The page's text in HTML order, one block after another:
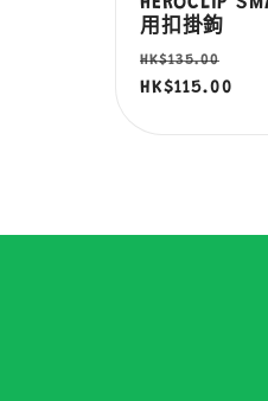
用扣掛鉤
定
價
HK$135.00
HK$115.00